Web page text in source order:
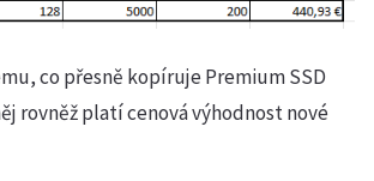
co přesně kopíruje Premium SSD
rovněž platí cenová výhodnost nové